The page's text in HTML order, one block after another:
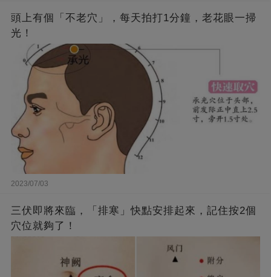
頭上有個「不老穴」，每天拍打1分鐘，老花眼一掃
光！
2023/07/03
三伏即將來臨，「排寒」快點安排起來，記住按2個
穴位就夠了！